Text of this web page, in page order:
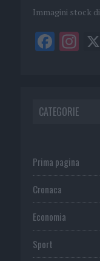
Immagini stock di
CATEGORIE
Prima pagina
Cronaca
Economia
Sport